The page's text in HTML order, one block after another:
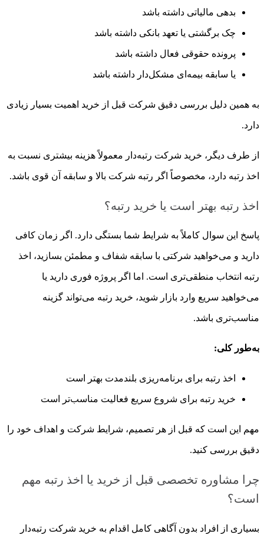
بدهی مالیاتی داشته باشد
چک برگشتی یا تعهد بانکی داشته باشد
پرونده حقوقی فعال داشته باشد
یا سابقه بیمه‌ای مشکل‌دار داشته باشد
به همین دلیل بررسی دقیق شرکت قبل از خرید اهمیت بسیار زیادی
دارد.
از طرف دیگر، خرید شرکت رتبه‌دار معمولاً هزینه بیشتری نسبت به
اخذ رتبه دارد، مخصوصاً اگر رتبه شرکت بالا و سابقه آن قوی باشد.
اخذ رتبه بهتر است یا خرید رتبه؟
پاسخ این سوال کاملاً به شرایط شما بستگی دارد. اگر زمان کافی
دارید و می‌خواهید شرکتی با سابقه شفاف و مطمئن بسازید، اخذ
رتبه انتخاب منطقی‌تری است. اما اگر پروژه فوری دارید یا
می‌خواهید سریع وارد بازار شوید، خرید رتبه می‌تواند گزینه
مناسب‌تری باشد.
به‌طور کلی:
اخذ رتبه برای برنامه‌ریزی بلندمدت بهتر است
خرید رتبه برای شروع سریع فعالیت مناسب‌تر است
مهم این است که قبل از هر تصمیم، شرایط شرکت و اهداف خود را
دقیق بررسی کنید.
چرا مشاوره تخصصی قبل از خرید یا اخذ رتبه مهم
است؟
بسیاری از افراد بدون آگاهی کامل اقدام به خرید شرکت رتبه‌دار